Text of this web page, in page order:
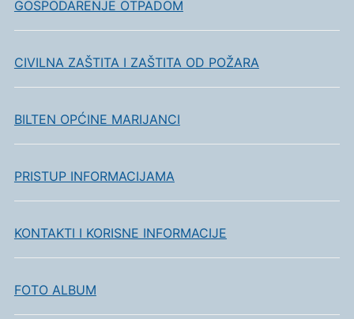
GOSPODARENJE OTPADOM
CIVILNA ZAŠTITA I ZAŠTITA OD POŽARA
BILTEN OPĆINE MARIJANCI
PRISTUP INFORMACIJAMA
KONTAKTI I KORISNE INFORMACIJE
FOTO ALBUM